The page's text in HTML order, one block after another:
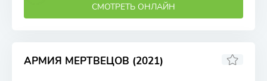
СМОТРЕТЬ ОНЛАЙН
АРМИЯ МЕРТВЕЦОВ (2021)
5.9 5.8